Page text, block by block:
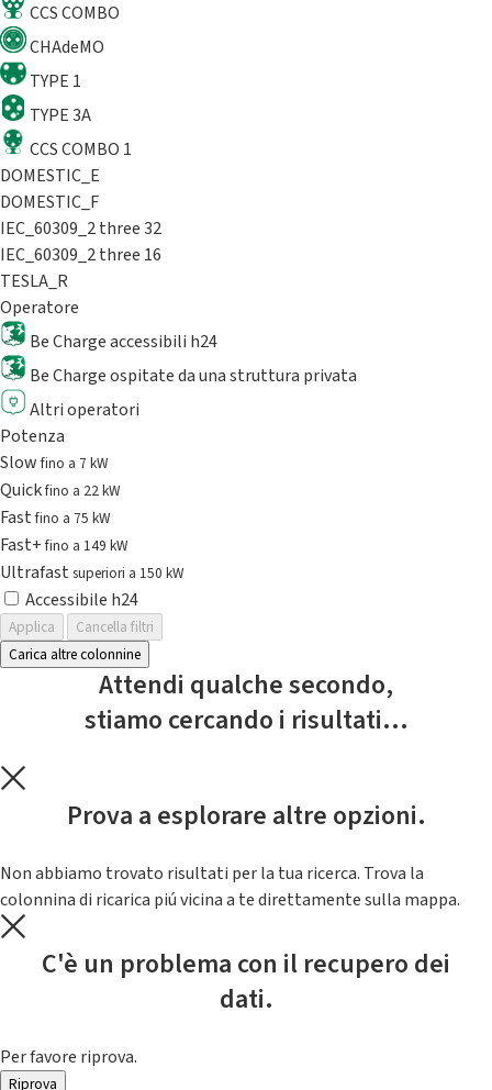
CCS COMBO
CHAdeMO
TYPE 1
TYPE 3A
CCS COMBO 1
DOMESTIC_E
DOMESTIC_F
IEC_60309_2 three 32
IEC_60309_2 three 16
TESLA_R
Operatore
Be Charge accessibili h24
Be Charge ospitate da una struttura privata
Altri operatori
Potenza
Slowfino a 7 kW
Quickfino a 22 kW
Fastfino a 75 kW
Fast+fino a 149 kW
Ultrafast superiori a 150 kW
Accessibile h24
Applica
Cancella filtri
Carica altre colonnine
Attendi qualche secondo,
stiamo cercando i risultati...
Prova a esplorare altre opzioni.
Non abbiamo trovato risultati per la tua ricerca. Trova la
colonnina di ricarica piú vicina a te direttamente sulla mappa.
C'è un problema con il recupero dei
dati.
Per favore riprova.
Riprova